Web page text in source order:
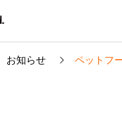
お知らせ ペットフ